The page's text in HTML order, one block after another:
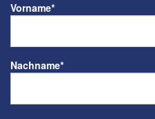
Vorname*
Nachname*